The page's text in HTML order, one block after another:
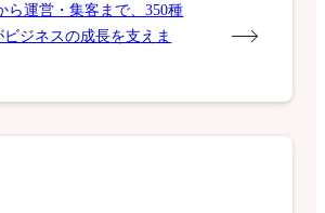
ら運営・集客まで、350種
ジネスの成長を支えま